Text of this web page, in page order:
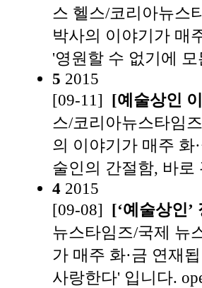
스 헬스/코리아뉴스
박사의 이야기가 매
'영원할 수 없기에
5 2015
[09-11] [예술상인
스/코리아뉴스타임
의 이야기가 매주 화
술인의 간절함, 바
4 2015
[09-08] [‘예술상인
뉴스타임즈/국제 뉴
가 매주 화·금 연재
사랑한다' 입니다.